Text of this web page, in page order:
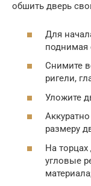
обшить дверь
Для
поднимая
Снимите
ригели,
Уложите
размеру
На
угловые